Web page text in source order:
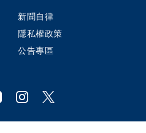
新聞自律
隱私權政策
公告專區